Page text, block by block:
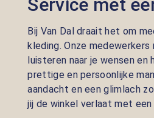
Service met
Bij Van Dal draait het om
kleding. Onze medewerkers
luisteren naar je wensen en
prettige en persoonlijke
aandacht en een glimlach
jij de winkel verlaat met